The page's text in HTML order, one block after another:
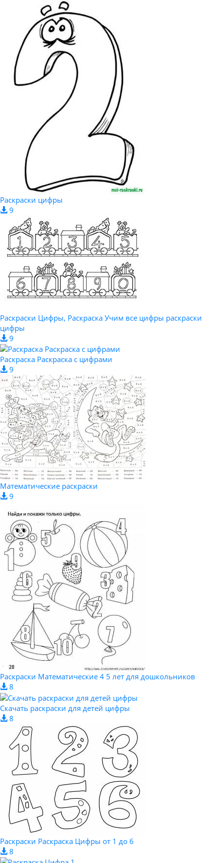
Раскраски цифры
9
Раскраски Цифры, Раскраска Учим все цифры раскраски
цифры
9
Раскраска Раскраска с цифрами
9
Математические раскраски
9
Раскраски Математические 4 5 лет для дошкольников
8
Скачать раскраски для детей цифры
8
Раскраски Раскраска Цифры от 1 до 6
8